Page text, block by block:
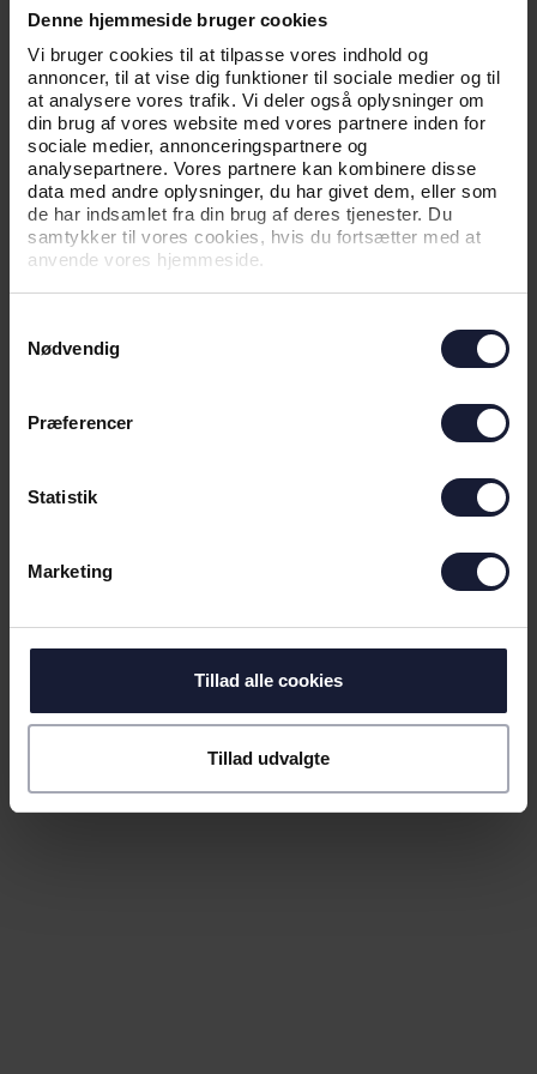
Denne hjemmeside bruger cookies
Vi bruger cookies til at tilpasse vores indhold og
annoncer, til at vise dig funktioner til sociale medier og til
at analysere vores trafik. Vi deler også oplysninger om
din brug af vores website med vores partnere inden for
sociale medier, annonceringspartnere og
analysepartnere. Vores partnere kan kombinere disse
data med andre oplysninger, du har givet dem, eller som
de har indsamlet fra din brug af deres tjenester. Du
samtykker til vores cookies, hvis du fortsætter med at
anvende vores hjemmeside.
Nødvendig
Præferencer
Statistik
Marketing
Tillad alle cookies
Tillad udvalgte
01.08.2026
AGF KVINDEFODBOLD KLAR TIL